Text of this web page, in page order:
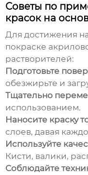
Советы по
красок на
Для достижения
покраске
растворителей:
Подготовьте
обезжирьте и
Тщательно
использованием.
Наносите краску
слоев, давая
Используйте
Кисти, валики,
Соблюдайте